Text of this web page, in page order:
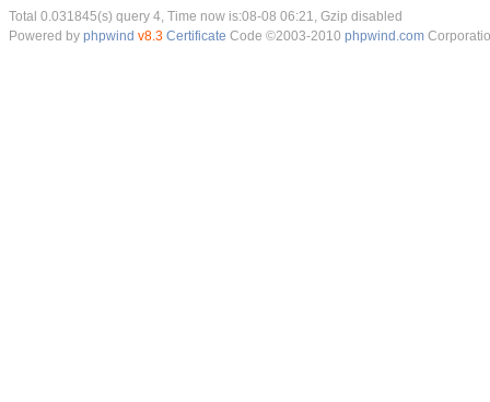
Total 0.031845(s) query 4, Time now is:08-08 06:21, Gzip disabled
Powered by phpwind v8.3 Certificate Code ©2003-2010 phpwind.com